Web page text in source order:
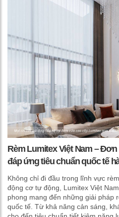
Rèm Lumitex Việt Nam –
đáp ứng tiêu chuẩn quốc tế
Không chỉ đi đầu trong lĩnh vực
động cơ tự động, Lumitex Việt
phong mang đến những giải pháp
quốc tế. Từ khả năng cản sáng,